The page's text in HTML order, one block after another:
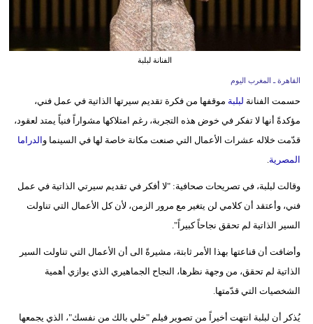
المغربي
مرأة
أزياء
بيئة
أبراج
الفنانة لبلبة
القاهرة ـ المغرب اليوم
حسمت الفنانة لبلبة موقفها من فكرة تقديم سيرتها الذاتية في عمل فني،
مؤكدةً أنها لا تفكر في خوض هذه التجربة، رغم امتلاكها مشواراً فنياً يمتد لعقود،
قدّمت خلاله عشرات الأعمال التي صنعت مكانة خاصة لها في السينما و الدراما
المصرية.
وقالت لبلبة، في تصريحات صحافية: "لا أفكر في تقديم سيرتي الذاتية في عمل
فني، وأعتقد أن كلامي لن يتغير مع مرور الزمن، لأن كل الأعمال التي تناولت
السير الذاتية لم تحقق نجاحاً كبيراً".
وأضافت أن قناعتها بهذا الأمر ثابتة، مشيرةً الى أن الأعمال التي تناولت السير
الذاتية لم تحقق، من وجهة نظرها، النجاح الجماهيري الذي يوازي أهمية
الشخصيات التي قدّمتها.
يُذكر أن لبلبة انتهت أخيراً من تصوير فيلم "خلي بالك من نفسك"، الذي يجمعها